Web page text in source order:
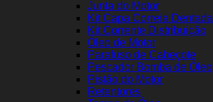
Junta do Motor
Kit Capa Correia Dentada
Kit Corrente Distribuição
Óleo de Motor
Parafuso de Cabeçote
Pescador Bomba de Óleo
Pistão do Motor
Retentores